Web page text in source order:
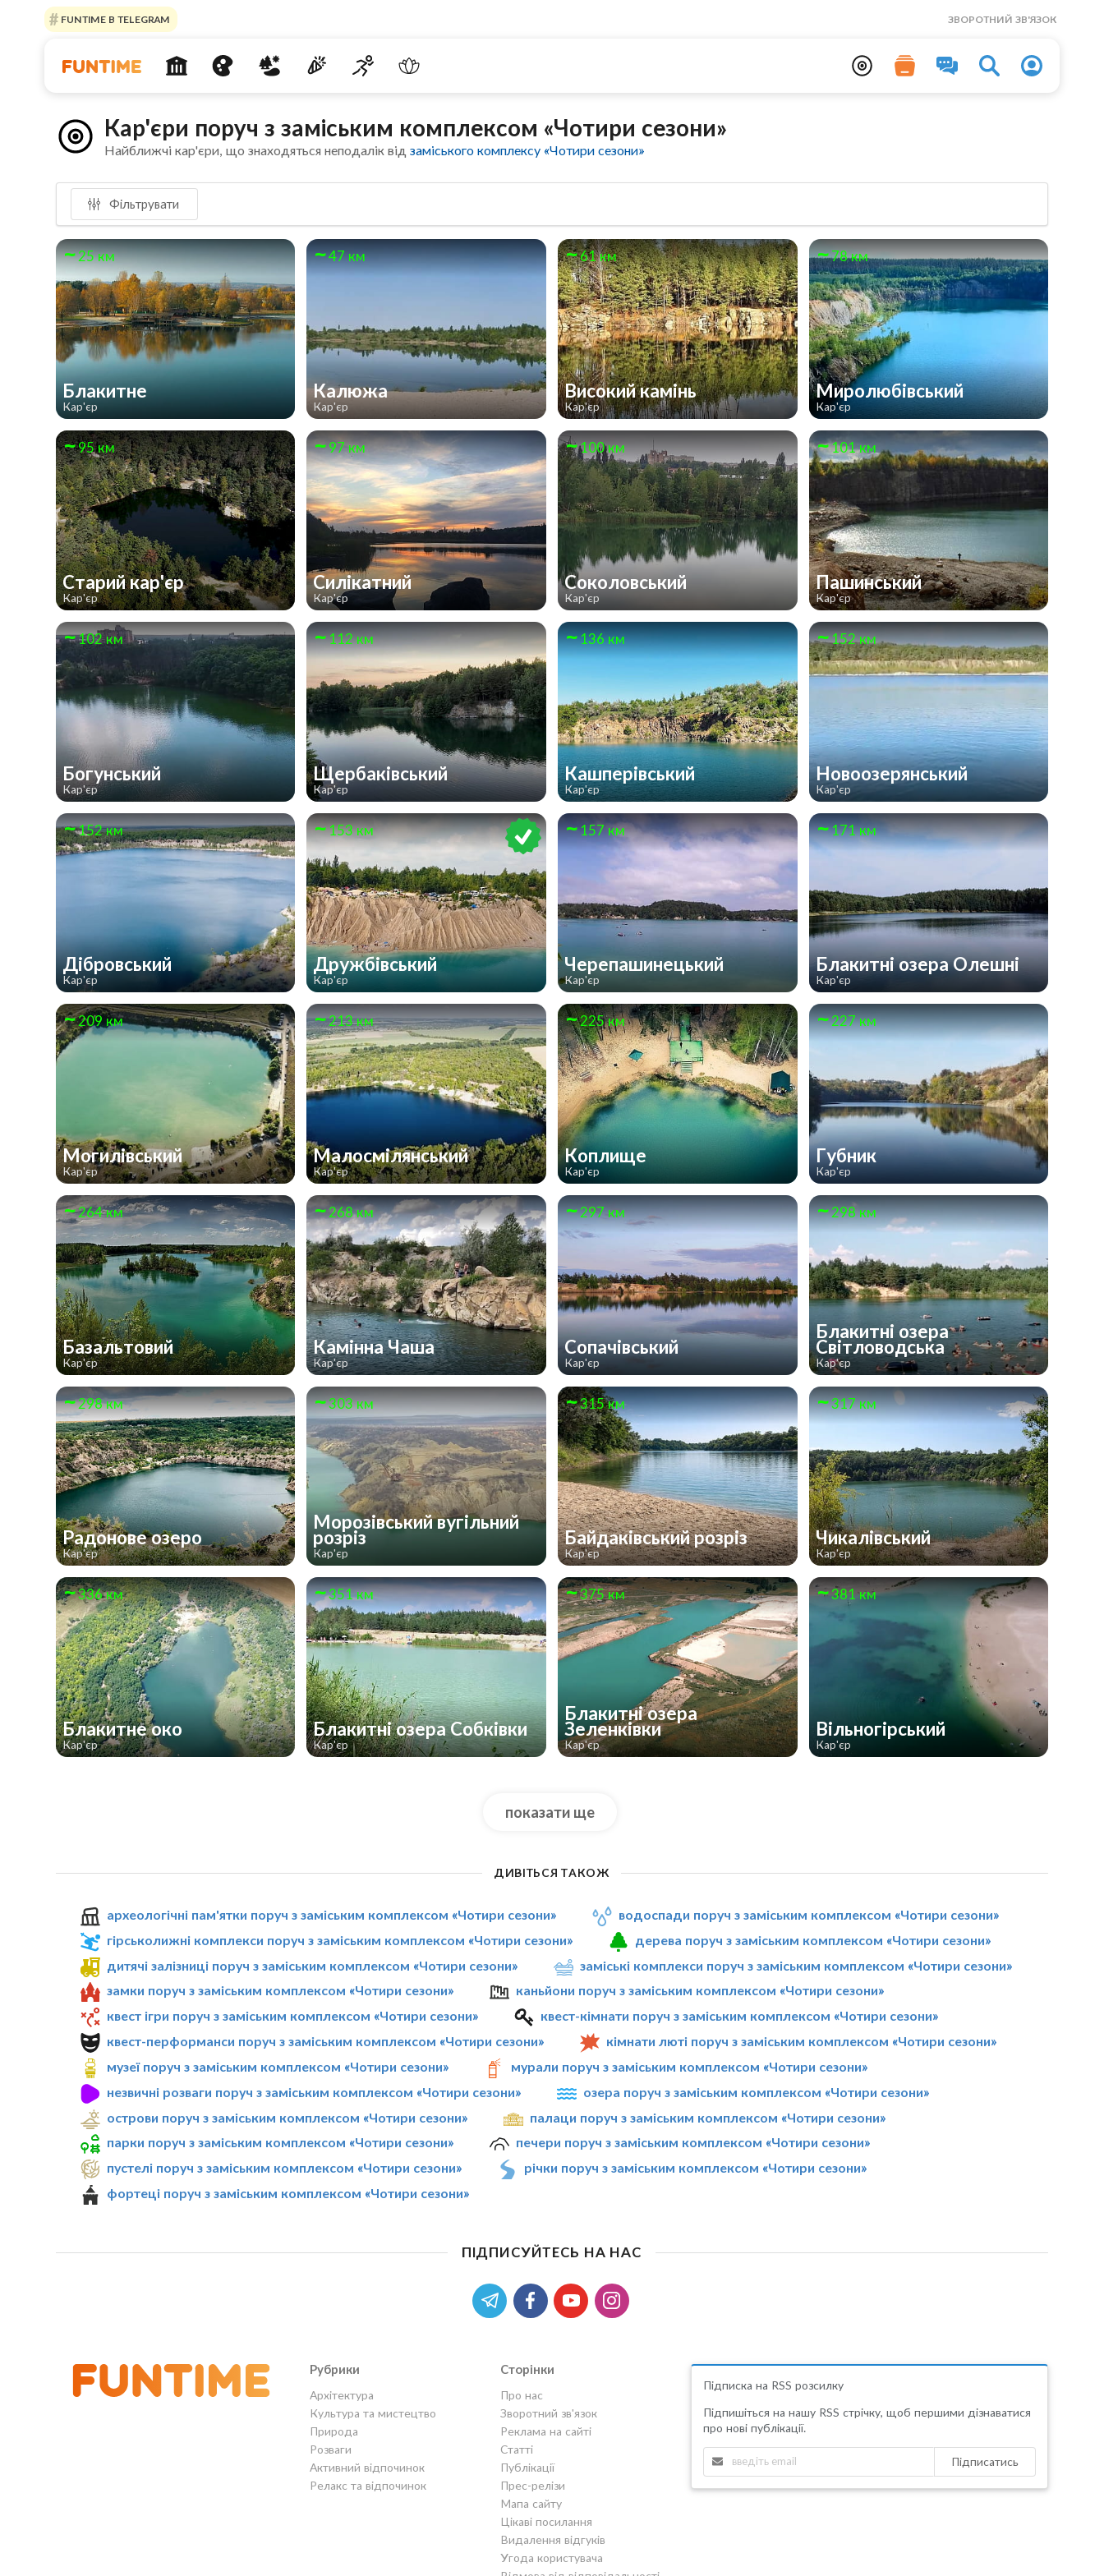
FUNTIME В TELEGRAM ЗВОРОТНИЙ ЗВ'ЯЗОК
Кар'єри поруч з заміським комплексом «Чотири сезони»
Найближчі кар'єри, що знаходяться неподалік відзаміського комплексу «Чотири сезони»
Фільтрувати
25 км
Блакитне
Кар'єр
47 км
Калюжа
Кар'єр
61 км
Високий камінь
Кар'єр
78 км
Миролюбівський
Кар'єр
95 км
Старий кар'єр
Кар'єр
97 км
Силікатний
Кар'єр
100 км
Соколовський
Кар'єр
101 км
Пашинський
Кар'єр
102 км
Богунський
Кар'єр
112 км
Щербаківський
Кар'єр
136 км
Кашперівський
Кар'єр
152 км
Новоозерянський
Кар'єр
152 км
Дібровський
Кар'єр
153 км
Дружбівський
Кар'єр
157 км
Черепашинецький
Кар'єр
171 км
Блакитні озера Олешні
Кар'єр
209 км
Могилівський
Кар'єр
213 км
Малосмілянський
Кар'єр
225 км
Коплище
Кар'єр
227 км
Губник
Кар'єр
264 км
Базальтовий
Кар'єр
268 км
Камінна Чаша
Кар'єр
297 км
Сопачівський
Кар'єр
298 км
Блакитні озера
Світловодська
Кар'єр
298 км
Радонове озеро
Кар'єр
303 км
Морозівський вугільний
розріз
Кар'єр
315 км
Байдаківський розріз
Кар'єр
317 км
Чикалівський
Кар'єр
336 км
Блакитне око
Кар'єр
351 км
Блакитні озера Собківки
Кар'єр
375 км
Блакитні озера
Зеленківки
Кар'єр
381 км
Вільногірський
Кар'єр
показати ще
ДИВІТЬСЯ ТАКОЖ
археологічні пам'ятки поруч з заміським комплексом «Чотири сезони»
водоспади поруч з заміським комплексом «Чотири сезони»
гірськолижні комплекси поруч з заміським комплексом «Чотири сезони»
дерева поруч з заміським комплексом «Чотири сезони»
дитячі залізниці поруч з заміським комплексом «Чотири сезони»
заміські комплекси поруч з заміським комплексом «Чотири сезони»
замки поруч з заміським комплексом «Чотири сезони»
каньйони поруч з заміським комплексом «Чотири сезони»
квест ігри поруч з заміським комплексом «Чотири сезони»
квест-кімнати поруч з заміським комплексом «Чотири сезони»
квест-перформанси поруч з заміським комплексом «Чотири сезони»
кімнати люті поруч з заміським комплексом «Чотири сезони»
музеї поруч з заміським комплексом «Чотири сезони»
мурали поруч з заміським комплексом «Чотири сезони»
незвичні розваги поруч з заміським комплексом «Чотири сезони»
озера поруч з заміським комплексом «Чотири сезони»
острови поруч з заміським комплексом «Чотири сезони»
палаци поруч з заміським комплексом «Чотири сезони»
парки поруч з заміським комплексом «Чотири сезони»
печери поруч з заміським комплексом «Чотири сезони»
пустелі поруч з заміським комплексом «Чотири сезони»
річки поруч з заміським комплексом «Чотири сезони»
фортеці поруч з заміським комплексом «Чотири сезони»
ПІДПИСУЙТЕСЬ НА НАС
Рубрики
Архітектура
Культура та мистецтво
Природа
Розваги
Активний відпочинок
Релакс та відпочинок
Сторінки
Про нас
Зворотний зв'язок
Реклама на сайті
Статті
Публікації
Прес-релізи
Мапа сайту
Цікаві посилання
Видалення відгуків
Угода користувача
Підписка на RSS розсилку
Підпишіться на нашу RSS стрічку, щоб першими дізнаватися
про нові публікації.
Підписатись